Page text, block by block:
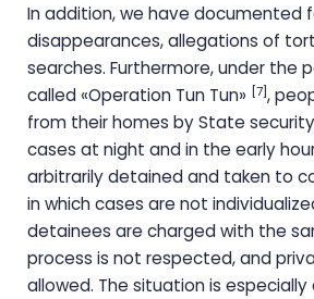
In addition, we have documented
disappearances, allegations of
searches. Furthermore, under the
called «Operation Tun Tun» [7],
from their homes by State
cases at night and in the early
arbitrarily detained and taken to
in which cases are not
detainees are charged with the
process is not respected, and
allowed. The situation is